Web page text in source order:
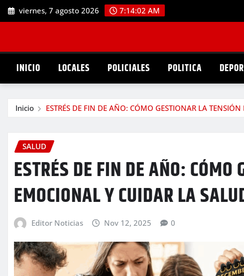
Saltar
al
viernes, 7 agosto 2026 7:14:03 AM
INICIO LOCALES POLICIALES POLITICA
Inicio ESTRÉS DE FIN DE AÑO: CÓMO GESTIONAR LA
SALUD
ESTRÉS DE FIN DE AÑO: CÓMO
EMOCIONAL Y CUIDAR LA
Editor Noticias Nov 12, 2025 0